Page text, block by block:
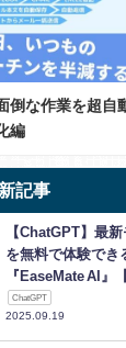
倒な作業を超自
編
記事
【ChatGPT】最
を無料で体験でき
『EaseMate AI』
ChatGPT
2025.09.19